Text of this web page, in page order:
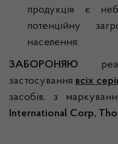
продукція є
потенційну
населення:
ЗАБОРОНЯЮ
застосування всіх
засобів, з
International Corp,